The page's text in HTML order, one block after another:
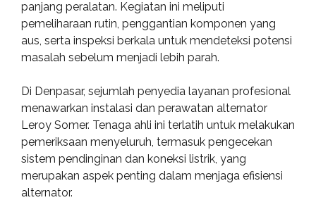
panjang peralatan. Kegiatan ini meliputi
pemeliharaan rutin, penggantian komponen yang
aus, serta inspeksi berkala untuk mendeteksi potensi
masalah sebelum menjadi lebih parah.
Di Denpasar, sejumlah penyedia layanan profesional
menawarkan instalasi dan perawatan alternator
Leroy Somer. Tenaga ahli ini terlatih untuk melakukan
pemeriksaan menyeluruh, termasuk pengecekan
sistem pendinginan dan koneksi listrik, yang
merupakan aspek penting dalam menjaga efisiensi
alternator.